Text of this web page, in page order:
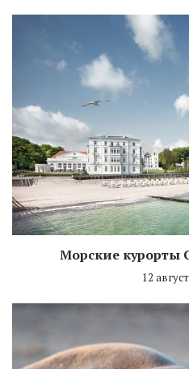
Морские курорты
12